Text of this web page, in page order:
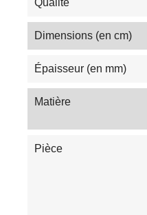
Dimensions (en cm)
Épaisseur (en mm)
Matière
Pièce